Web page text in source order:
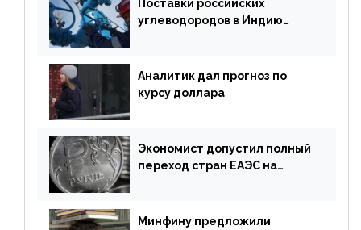
Поставки российских
углеводородов в Индию
Аналитик дал прогноз по
курсу доллара
Экономист допустил полный
переход стран ЕАЭС на
Минфину предложили